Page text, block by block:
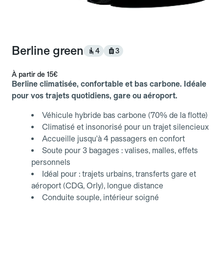
Berline green 4 3
À partir de 15€
Berline climatisée, confortable et bas carbone. Idéale
pour vos trajets quotidiens, gare ou aéroport.
Véhicule hybride bas carbone (70% de la flotte)
Climatisé et insonorisé pour un trajet silencieux
Accueille jusqu'à 4 passagers en confort
Soute pour 3 bagages : valises, malles, effets
personnels
Idéal pour : trajets urbains, transferts gare et
aéroport (CDG, Orly), longue distance
Conduite souple, intérieur soigné